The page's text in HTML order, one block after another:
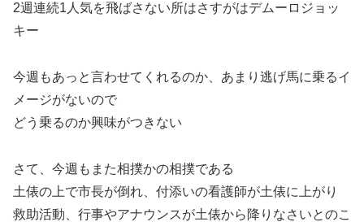
2週連続1人気を飛ばさない所はさすがはデムーロジョッ
キー
今週もあっと言わせてくれるのか、あまり逃げ馬に乗るイ
メージがないので
どう乗るのか興味がつきない
さて、今週もまた相撲かの相撲である
土俵の上で市長が倒れ、付添いの看護師が土俵に上がり
救助活動、行事やアナウンスが土俵から降りなさいとのこ